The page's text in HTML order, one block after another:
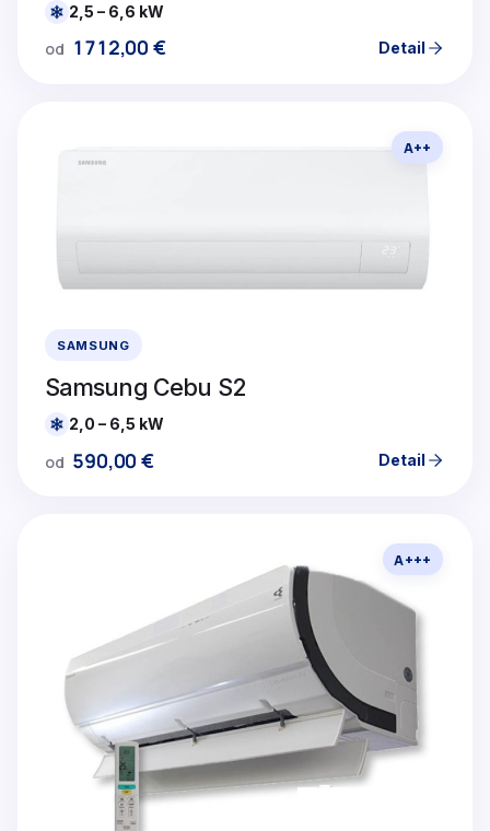
2,5 – 6,6 kW
od 1712,00 € Detail
A++
SAMSUNG
Samsung Cebu S2
2,0 – 6,5 kW
od 590,00€ Detail
A+++